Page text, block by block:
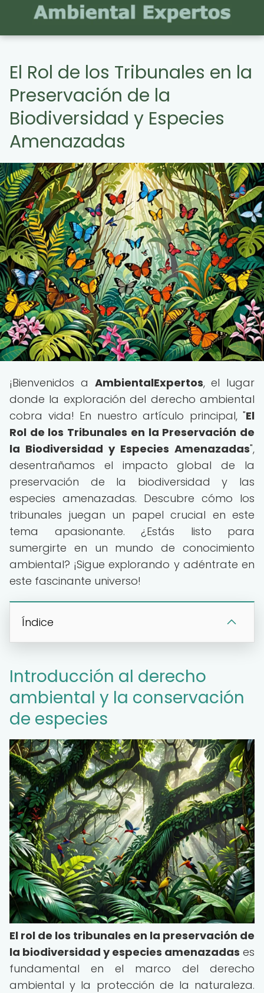
El Rol de los Tribunales en la
Preservación de la
Biodiversidad y Especies
Amenazadas
¡Bienvenidos a AmbientalExpertos, el lugar
donde la exploración del derecho ambiental
cobra vida! En nuestro artículo principal, "El
Rol de los Tribunales en la Preservación de
la Biodiversidad y Especies Amenazadas",
desentrañamos el impacto global de la
preservación de la biodiversidad y las
especies amenazadas. Descubre cómo los
tribunales juegan un papel crucial en este
tema apasionante. ¿Estás listo para
sumergirte en un mundo de conocimiento
ambiental? ¡Sigue explorando y adéntrate en
este fascinante universo!
Índice
Introducción al derecho
ambiental y la conservación
de especies
El rol de los tribunales en la preservación de
la biodiversidad y especies amenazadas es
fundamental en el marco del derecho
ambiental y la protección de la naturaleza.